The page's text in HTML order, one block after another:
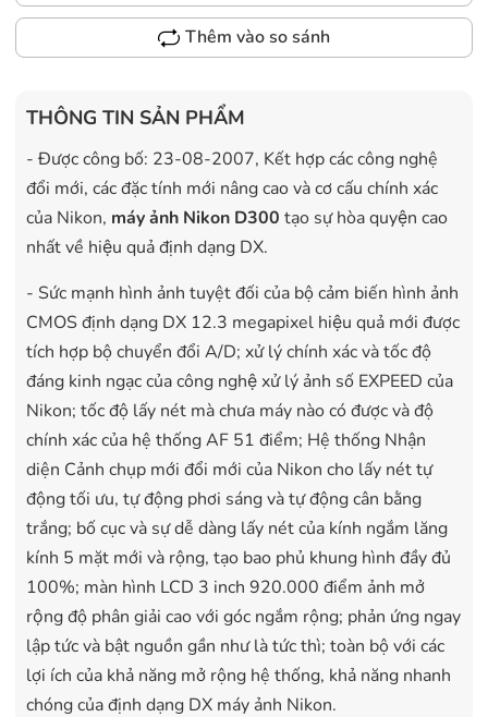
Thêm vào so sánh
THÔNG TIN SẢN PHẨM
- Được công bố: 23-08-2007, Kết hợp các công nghệ
đổi mới, các đặc tính mới nâng cao và cơ cấu chính xác
của Nikon, máy ảnh Nikon D300 tạo sự hòa quyện cao
nhất về hiệu quả định dạng DX.
- Sức mạnh hình ảnh tuyệt đối của bộ cảm biến hình ảnh
CMOS định dạng DX 12.3 megapixel hiệu quả mới được
tích hợp bộ chuyển đổi A/D; xử lý chính xác và tốc độ
đáng kinh ngạc của công nghệ xử lý ảnh số EXPEED của
Nikon; tốc độ lấy nét mà chưa máy nào có được và độ
chính xác của hệ thống AF 51 điểm; Hệ thống Nhận
diện Cảnh chụp mới đổi mới của Nikon cho lấy nét tự
động tối ưu, tự động phơi sáng và tự động cân bằng
trắng; bố cục và sự dễ dàng lấy nét của kính ngắm lăng
kính 5 mặt mới và rộng, tạo bao phủ khung hình đầy đủ
100%; màn hình LCD 3 inch 920.000 điểm ảnh mở
rộng độ phân giải cao với góc ngắm rộng; phản ứng ngay
lập tức và bật nguồn gần như là tức thì; toàn bộ với các
lợi ích của khả năng mở rộng hệ thống, khả năng nhanh
chóng của định dạng DX máy ảnh Nikon.